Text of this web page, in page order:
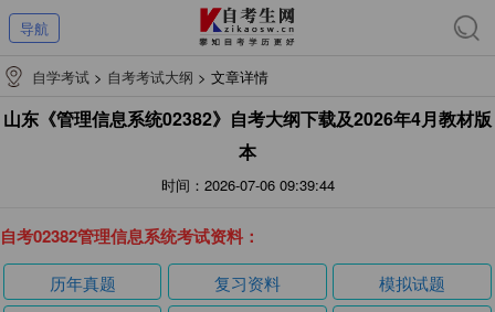
导航
自学考试 > 自考考试大纲 > 文章详情
山东《管理信息系统02382》自考大纲下载及2026年4月教材版
本
时间：2026-07-06 09:39:44
自考02382管理信息系统考试资料：
历年真题 复习资料
模拟试题